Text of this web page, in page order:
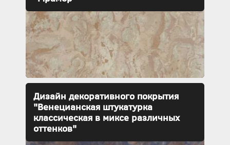
Дизайн декоративного покрытия
"Венецианская штукатурка
классическая в миксе различных
оттенков"